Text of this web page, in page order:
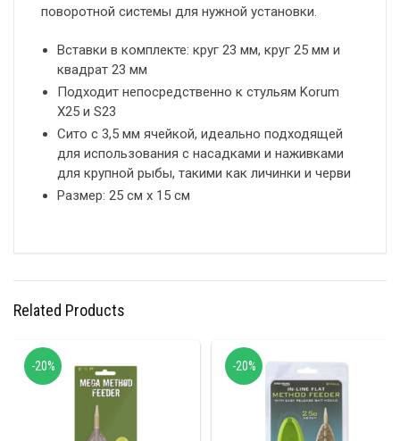
поворотной системы для нужной установки.
Вставки в комплекте: круг 23 мм, круг 25 мм и
квадрат 23 мм
Подходит непосредственно к стульям Korum
X25 и S23
Сито с 3,5 мм ячейкой, идеально подходящей
для использования с насадками и наживками
для крупной рыбы, такими как личинки и черви
Размер: 25 см x 15 см
Related Products
-20% -20%